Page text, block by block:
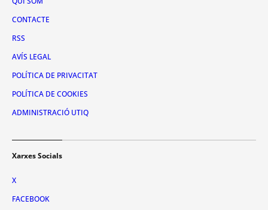
CONTACTE
RSS
AVÍS LEGAL
POLÍTICA DE PRIVACITAT
POLÍTICA DE COOKIES
ADMINISTRACIÓ UTIQ
Xarxes Socials
X
FACEBOOK